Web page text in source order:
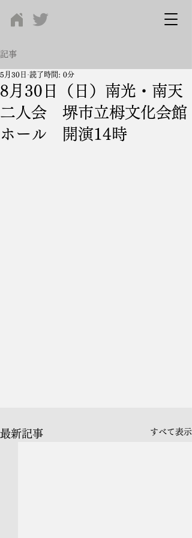
記事
8月30日（日）南光・南天
二人会 堺市立栂文化会館
ホール 開演14時
5月30日 読了時間: 0分
最新記事 すべて表示